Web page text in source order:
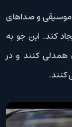
موسیقی و صداهای
کند. این جو به
همدلی کنند و در